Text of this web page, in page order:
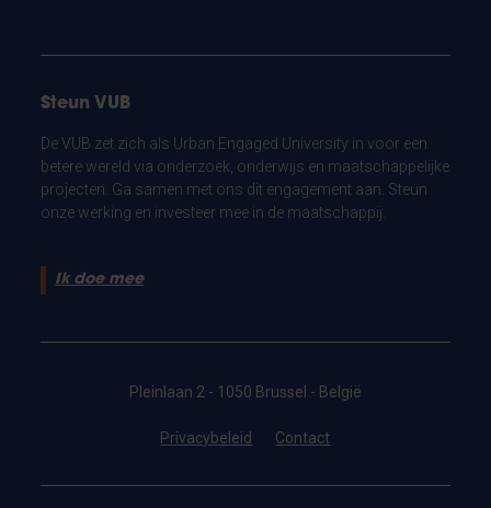
Steun VUB
De VUB zet zich als Urban Engaged University in voor een
betere wereld via onderzoek, onderwijs en maatschappelijke
projecten. Ga samen met ons dit engagement aan. Steun
onze werking en investeer mee in de maatschappij.
Ik doe mee
Pleinlaan 2 - 1050 Brussel - België
Privacybeleid Contact